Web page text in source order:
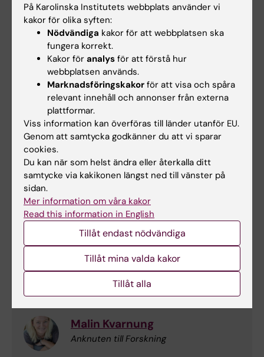
Linn Öijerstedt
Postdoktorala Studier
E-post:
linn.oijerstedt@ki.se
KI CNS, Nord
Area: PhD in FTD, postdoc in ALS
Professor
Telefon:
+46852483551
E-post:
linus.jonsson@ki.se
KI NVS Neurogeriatrics, Syd
Area: Health economics, socioeconomic impact of
disease
Malin Kvarnung
Anknuten till Forskning
På Karolinska Institutets webbplats använder vi
kakor för olika syften:
Nödvändiga kakor för att webbplatsen ska
fungera korrekt.
Kakor för analys för att förstå hur
webbplatsen används.
Marknadsföringskakor för att visa och spåra
relevant innehåll och annonser från externa
plattformar.
Viss information kan överföras till länder utanför EU.
Genom att samtycka godkänner du att vi sparar
cookies.
Du kan när som helst ändra eller återkalla ditt
samtycke via kakikonen längst ned till vänster på
sidan.
Mer information om våra kakor
Read this information in English
Tillåt endast nödvändiga
Tillåt mina valda kakor
Tillåt alla